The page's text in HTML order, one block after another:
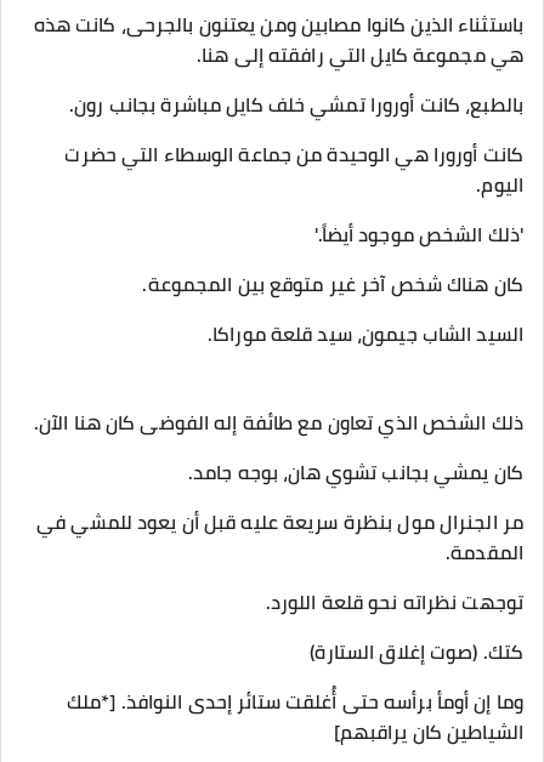
باستثناء الذين كانوا مصابين ومن يعتنون بالجرحى، كانت هذه
هي مجموعة كايل التي رافقته إلى هنا.
بالطبع، كانت أورورا تمشي خلف كايل مباشرة بجانب رون.
كانت أورورا هي الوحيدة من جماعة الوسطاء التي حضرت
اليوم.
'ذلك الشخص موجود أيضاً.'
كان هناك شخص آخر غير متوقع بين المجموعة.
السيد الشاب جيمون، سيد قلعة موراكا.
ذلك الشخص الذي تعاون مع طائفة إله الفوضى كان هنا الآن.
كان يمشي بجانب تشوي هان، بوجه جامد.
مر الجنرال مول بنظرة سريعة عليه قبل أن يعود للمشي في
المقدمة.
توجهت نظراته نحو قلعة اللورد.
كتك. (صوت إغلاق الستارة)
وما إن أومأ برأسه حتى أُغلقت ستائر إحدى النوافذ. [*ملك
الشياطين كان يراقبهم]